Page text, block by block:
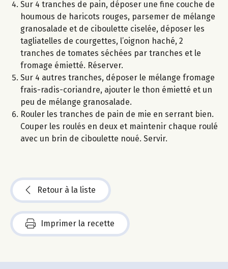
Sur 4 tranches de pain, déposer une fine couche de
houmous de haricots rouges, parsemer de mélange
granosalade et de ciboulette ciselée, déposer les
tagliatelles de courgettes, l’oignon haché, 2
tranches de tomates séchées par tranches et le
fromage émietté. Réserver.
Sur 4 autres tranches, déposer le mélange fromage
frais-radis-coriandre, ajouter le thon émietté et un
peu de mélange granosalade.
Rouler les tranches de pain de mie en serrant bien.
Couper les roulés en deux et maintenir chaque roulé
avec un brin de ciboulette noué. Servir.
Retour à la liste
Imprimer la recette